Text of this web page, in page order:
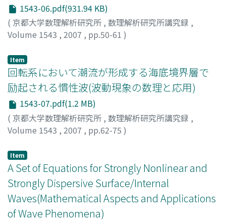
1543-06.pdf(931.94 KB)
( 京都大学数理解析研究所 , 数理解析研究所講究録 ,
Volume 1543 , 2007 , pp.50-61 )
Takahiro
Item
回転系において潮流が形成する海底境界層で
励起される慣性波(波動現象の数理と応用)
1543-07.pdf(1.2 MB)
( 京都大学数理解析研究所 , 数理解析研究所講究録 ,
Volume 1543 , 2007 , pp.62-75 )
サカモト, ケイ
Item
A Set of Equations for Strongly Nonlinear and
Strongly Dispersive Surface/Internal
Waves(Mathematical Aspects and Applications
of Wave Phenomena)